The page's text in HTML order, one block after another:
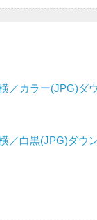
／カラー(JPG)ダ
／白黒(JPG)ダウ